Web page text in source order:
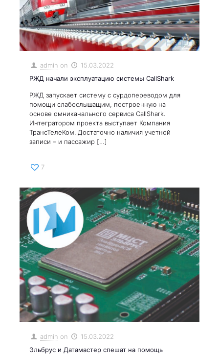
admin on
15.03.2022
РЖД начали эксплуатацию системы CallShark
РЖД запускает систему с сурдопереводом для
помощи слабослышащим, построенную на
основе омниканального сервиса CallShark.
Интегратором проекта выступает Компания
ТрансТелеКом. Достаточно наличия учетной
записи – и пассажир […]
7
admin on
15.03.2022
Эльбрус и Датамастер спешат на помощь